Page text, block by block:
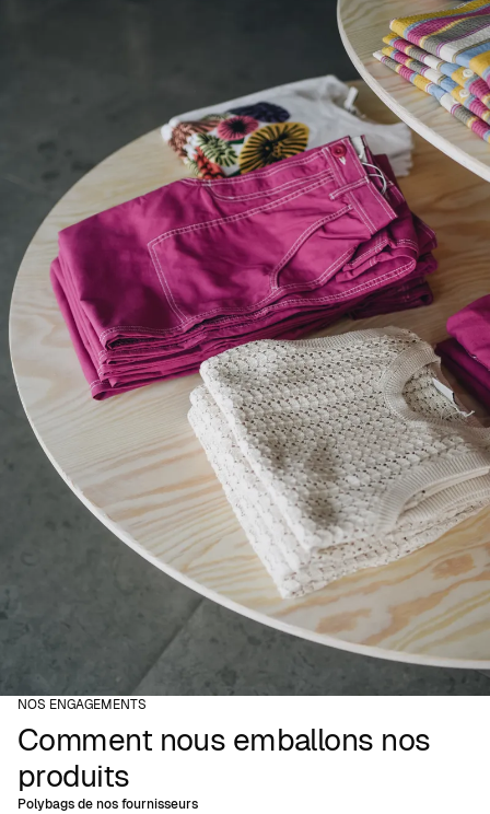
NOS ENGAGEMENTS
Comment nous emballons nos
produits
Polybags de nos fournisseurs